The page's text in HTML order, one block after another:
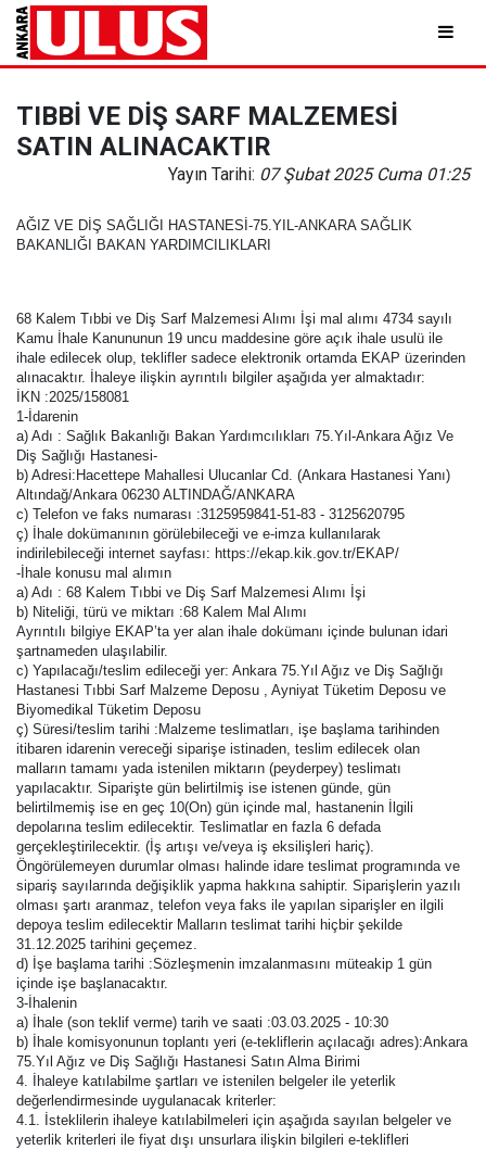
TIBBİ VE DİŞ SARF MALZEMESİ
SATIN ALINACAKTIR
Yayın Tarihi: 07 Şubat 2025 Cuma 01:25
AĞIZ VE DİŞ SAĞLIĞI HASTANESİ-75.YIL-ANKARA SAĞLIK
BAKANLIĞI BAKAN YARDIMCILIKLARI
68 Kalem Tıbbi ve Diş Sarf Malzemesi Alımı İşi mal alımı 4734 sayılı
Kamu İhale Kanununun 19 uncu maddesine göre açık ihale usulü ile
ihale edilecek olup, teklifler sadece elektronik ortamda EKAP üzerinden
alınacaktır. İhaleye ilişkin ayrıntılı bilgiler aşağıda yer almaktadır:
İKN :2025/158081
1-İdarenin
a) Adı : Sağlık Bakanlığı Bakan Yardımcılıkları 75.Yıl-Ankara Ağız Ve
Diş Sağlığı Hastanesi-
b) Adresi:Hacettepe Mahallesi Ulucanlar Cd. (Ankara Hastanesi Yanı)
Altındağ/Ankara 06230 ALTINDAĞ/ANKARA
c) Telefon ve faks numarası :3125959841-51-83 - 3125620795
ç) İhale dokümanının görülebileceği ve e-imza kullanılarak
indirilebileceği internet sayfası: https://ekap.kik.gov.tr/EKAP/
-İhale konusu mal alımın
a) Adı : 68 Kalem Tıbbi ve Diş Sarf Malzemesi Alımı İşi
b) Niteliği, türü ve miktarı :68 Kalem Mal Alımı
Ayrıntılı bilgiye EKAP’ta yer alan ihale dokümanı içinde bulunan idari
şartnameden ulaşılabilir.
c) Yapılacağı/teslim edileceği yer: Ankara 75.Yıl Ağız ve Diş Sağlığı
Hastanesi Tıbbi Sarf Malzeme Deposu , Ayniyat Tüketim Deposu ve
Biyomedikal Tüketim Deposu
ç) Süresi/teslim tarihi :Malzeme teslimatları, işe başlama tarihinden
itibaren idarenin vereceği siparişe istinaden, teslim edilecek olan
malların tamamı yada istenilen miktarın (peyderpey) teslimatı
yapılacaktır. Siparişte gün belirtilmiş ise istenen günde, gün
belirtilmemiş ise en geç 10(On) gün içinde mal, hastanenin İlgili
depolarına teslim edilecektir. Teslimatlar en fazla 6 defada
gerçekleştirilecektir. (İş artışı ve/veya iş eksilişleri hariç).
Öngörülemeyen durumlar olması halinde idare teslimat programında ve
sipariş sayılarında değişiklik yapma hakkına sahiptir. Siparişlerin yazılı
olması şartı aranmaz, telefon veya faks ile yapılan siparişler en ilgili
depoya teslim edilecektir Malların teslimat tarihi hiçbir şekilde
31.12.2025 tarihini geçemez.
d) İşe başlama tarihi :Sözleşmenin imzalanmasını müteakip 1 gün
içinde işe başlanacaktır.
3-İhalenin
a) İhale (son teklif verme) tarih ve saati :03.03.2025 - 10:30
b) İhale komisyonunun toplantı yeri (e-tekliflerin açılacağı adres):Ankara
75.Yıl Ağız ve Diş Sağlığı Hastanesi Satın Alma Birimi
4. İhaleye katılabilme şartları ve istenilen belgeler ile yeterlik
değerlendirmesinde uygulanacak kriterler:
4.1. İsteklilerin ihaleye katılabilmeleri için aşağıda sayılan belgeler ve
yeterlik kriterleri ile fiyat dışı unsurlara ilişkin bilgileri e-teklifleri